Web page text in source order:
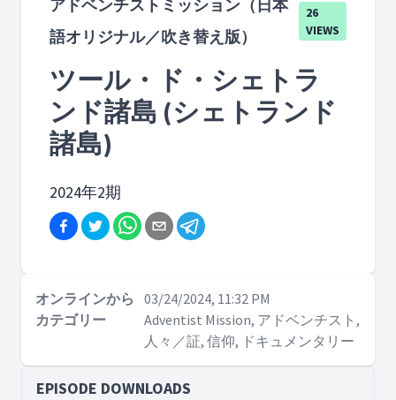
アドベンチストミッション（日本
語オリジナル／吹き替え版）
26
VIEWS
ツール・ド・シェトラ
ンド諸島 (シェトランド
諸島)
2024年2期
オンラインから
03/24/2024, 11:32 PM
カテゴリー
Adventist Mission, アドベンチスト,
人々／証, 信仰, ドキュメンタリー
EPISODE DOWNLOADS